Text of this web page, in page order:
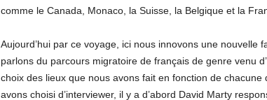
comme le Canada, Monaco, la Suisse, la Belgique et la
Aujourd’hui par ce voyage, ici nous innovons une nouvelle
parlons du parcours migratoire de français de genre venu
choix des lieux que nous avons fait en fonction de
avons choisi d’interviewer, il y a d’abord David Marty